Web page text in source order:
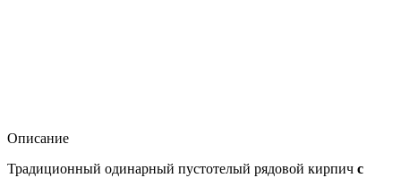
Описание
Традиционный одинарный пустотелый рядовой кирпич с